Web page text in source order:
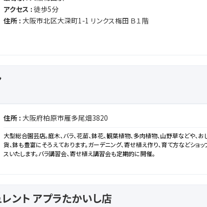
アクセス : 徒歩5分
住所 : 大阪市北区大深町1-1 リンクス梅田 Ｂ１階
住所 : 大阪府柏原市雁多尾畑3820
大型総合園芸店。庭木、バラ、花苗、鉢花、観葉植物、多肉植物、山野草などや、
貨、鉢も豊富にそろえております。ガーデニング、寄せ植え作り、育て方などショッ
スいたします。バラ講習会、寄せ植え講習会も定期的に開催。
ント アプラたかいし店